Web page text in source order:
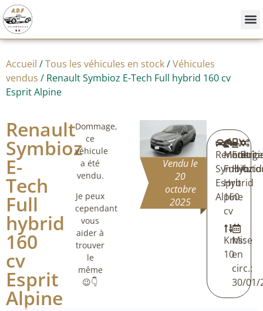
Accueil /Tous les véhicules en stock/Véhicules
vendus / Renault Symbioz E-Tech Full hybrid 160 cv
Esprit Alpine
Renault
Symbioz
E-
Tech
Full
hybrid
160
cv
Esprit
Alpine
Dommage,
ce
véhicule
a été
vendu.
Je peux
cependant
vous
aider à
trouver
le
même
😉👇
Vendu le
20
octobre
2025
Renault
Symbioz
Esprit
Alpine
Moteur:
Full
Hybrid
160
cv
Kms:
10
Mise
en
circ.:
30/01/